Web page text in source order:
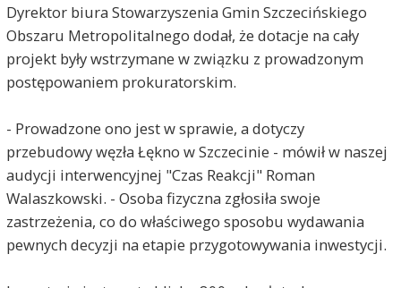
Dyrektor biura Stowarzyszenia Gmin Szczecińskiego
Obszaru Metropolitalnego dodał, że dotacje na cały
projekt były wstrzymane w związku z prowadzonym
postępowaniem prokuratorskim.
- Prowadzone ono jest w sprawie, a dotyczy
przebudowy węzła Łękno w Szczecinie - mówił w naszej
audycji interwencyjnej "Czas Reakcji" Roman
Walaszkowski. - Osoba fizyczna zgłosiła swoje
zastrzeżenia, co do właściwego sposobu wydawania
pewnych decyzji na etapie przygotowywania inwestycji.